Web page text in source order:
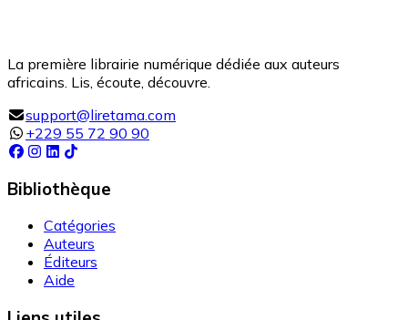
La première librairie numérique dédiée aux auteurs
africains. Lis, écoute, découvre.
support@liretama.com
+229 55 72 90 90
Bibliothèque
Catégories
Auteurs
Éditeurs
Aide